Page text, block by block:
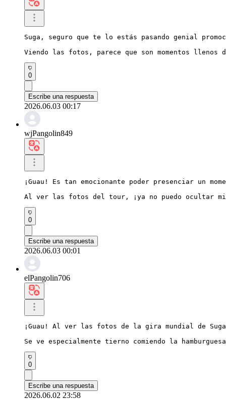
Suga, seguro que te lo estás pasando genial
Viendo las fotos, parece que son momentos llenos
0
Escribe una respuesta
2026.06.03 00:17
wjPangolin849
¡Guau! Es tan emocionante poder presenciar un
Al ver las fotos del tour, ¡ya no puedo ocultar mi
0
Escribe una respuesta
2026.06.03 00:01
elPangolin706
¡Guau! Al ver las fotos de la gira mundial de
Se ve especialmente tierno comiendo la
0
Escribe una respuesta
2026.06.02 23:58